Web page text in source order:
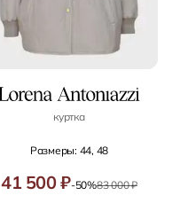
куртка
Размеры: 44, 48
41 500 ₽-50%83 000 ₽